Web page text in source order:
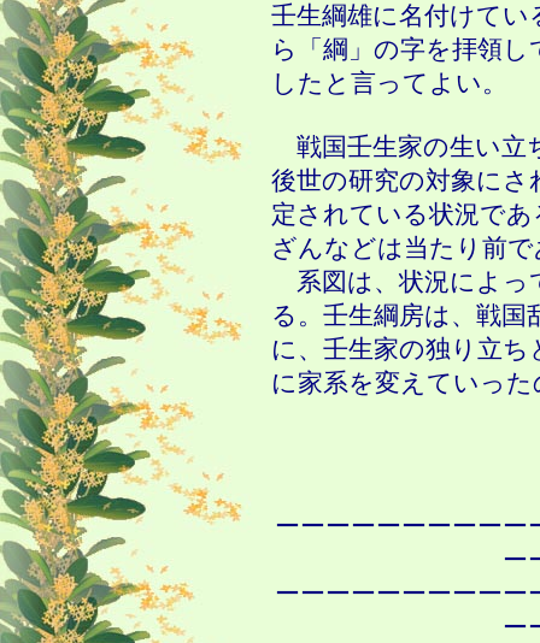
壬生綱雄に名付けてい
ら「綱」の字を拝領
したと言ってよい。
戦国壬生家の生い立
後世の研究の対象に
定されている状況で
ざんなどは当たり前
系図は、状況によっ
る。壬生綱房は、戦
に、壬生家の独り立
に家系を変えていっ
ーーーーーーーーーー
ー
ーーーーーーーーーー
ー